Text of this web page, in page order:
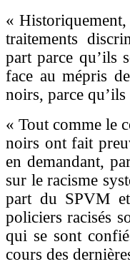
«
traitements
part parce qu’ils
face au mépris
noirs, parce
« Tout comme le
noirs ont fait
en demandant,
sur le racisme
part du SPVM
policiers racisés
qui se sont
cours des